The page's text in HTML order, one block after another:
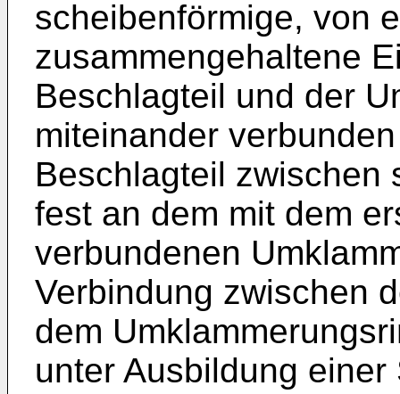
scheibenförmige, von
zusammengehaltene
Beschlagteil und der
miteinander
Beschlagteil zwischen
fest an dem mit dem
verbundenen
Verbindung zwischen
dem
unter Ausbildung